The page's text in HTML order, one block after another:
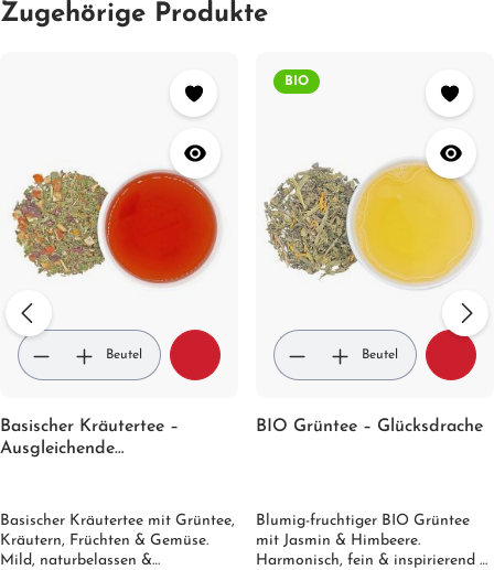
Zugehörige Produkte
Beutel
Basischer Kräutertee –
Ausgleichende
Basischer Kräutertee mit Grüntee,
Kräutern, Früchten & Gemüse.
Mild, naturbelassen &
BIO
Beutel
BIO Grüntee – Glücksdrache
Blumig-fruchtiger BIO Grüntee
mit Jasmin & Himbeere.
Harmonisch, fein & inspirierend –